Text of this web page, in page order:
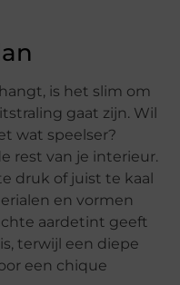
is het slim om
gaat zijn. Wil
wat speelser?
rest van je interieur.
druk of juist te kaal
en vormen
aardetint geeft
terwijl een diepe
een chique